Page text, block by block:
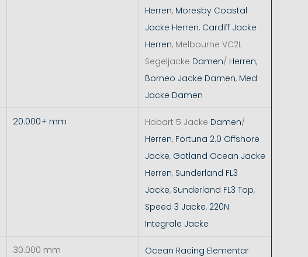
Herren, Moresby Coastal
Jacke Herren, Cardiff Jacke
Herren, Melbourne VC2L
Segeljacke Damen/ Herren,
Borneo Jacke Damen, Med
Jacke Damen
20.000+ mm Hobart 5 Jacke Damen/
Herren, Fortuna 2.0 Offshore
Jacke, Gotland Ocean Jacke
Herren, Sunderland FL3
Jacke, Sunderland FL3 Top,
Speed 3 Jacke, 220N
Integrale Jacke
30.000 mm
Ocean Racing Elementar